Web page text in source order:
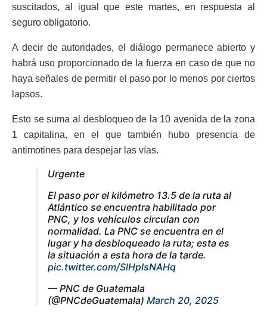
suscitados, al igual que este martes, en respuesta al
seguro obligatorio.
A decir de autoridades, el diálogo permanece abierto y
habrá uso proporcionado de la fuerza en caso de que no
haya señales de permitir el paso por lo menos por ciertos
lapsos.
Esto se suma al desbloqueo de la 10 avenida de la zona
1 capitalina, en el que también hubo presencia de
antimotines para despejar las vías.
Urgente
El paso por el kilómetro 13.5 de la ruta al
Atlántico se encuentra habilitado por
PNC, y los vehículos circulan con
normalidad. La PNC se encuentra en el
lugar y ha desbloqueado la ruta; esta es
la situación a esta hora de la tarde.
pic.twitter.com/SlHpIsNAHq
— PNC de Guatemala
(@PNCdeGuatemala) March 20, 2025